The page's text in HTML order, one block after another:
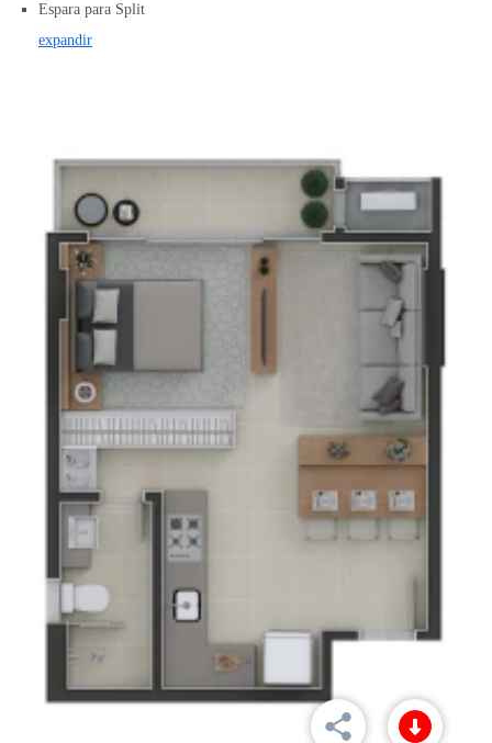
Espara para Split
expandir